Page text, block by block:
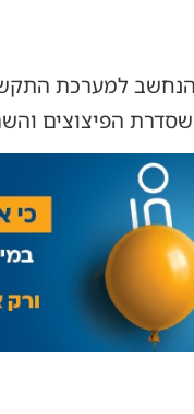
למערכת
הפיצוצים